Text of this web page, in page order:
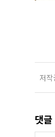
저작
댓글